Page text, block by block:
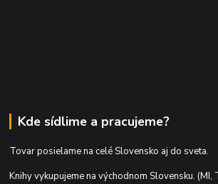
Kde sídlime a pracujeme?
Tovar posielame na celé Slovensko aj do sveta.
Knihy vykupujeme na východnom Slovensku. (MI,